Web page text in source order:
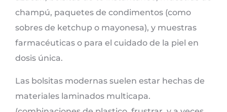
champú, paquetes de condimentos (como
sobres de ketchup o mayonesa), y muestras
farmacéuticas o para el cuidado de la piel en
dosis única.
Las bolsitas modernas suelen estar hechas de
materiales laminados multicapa.